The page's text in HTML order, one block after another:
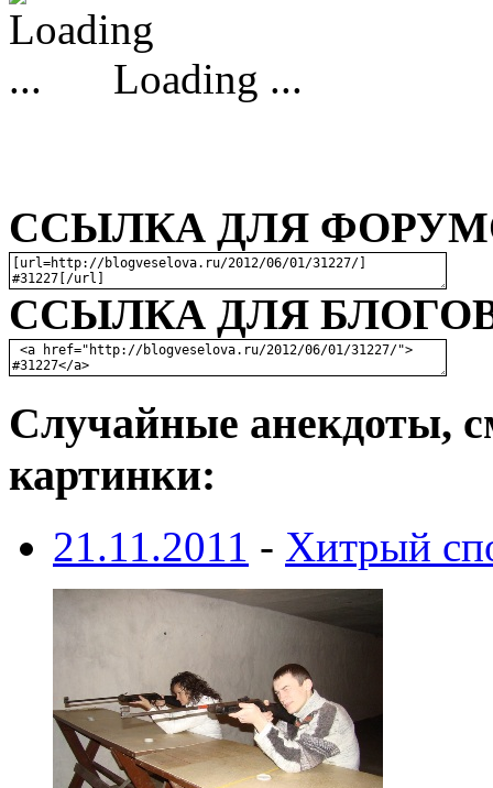
Loading ...
ССЫЛКА ДЛЯ
ССЫЛКА ДЛЯ БЛОГОВ
Случайные анекдоты,
картинки:
21.11.2011 - Хитрый